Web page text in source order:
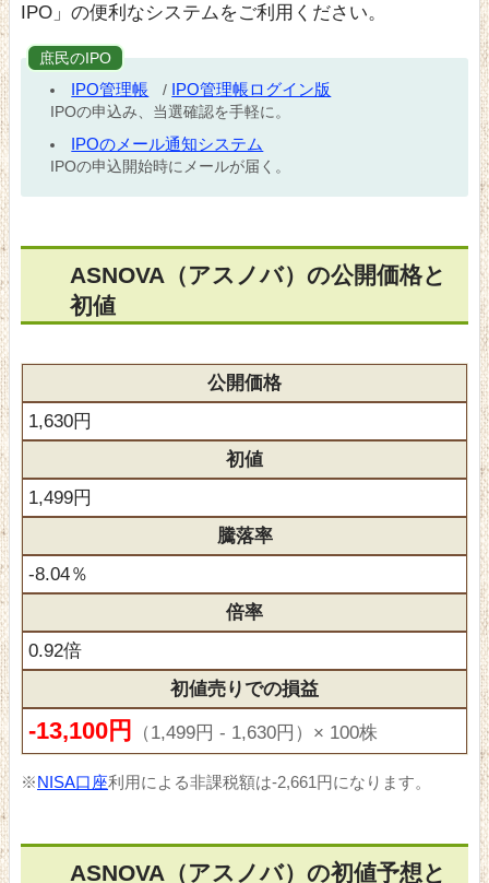
IPO」の便利なシステムをご利用ください。
庶民のIPO
IPO管理帳 / IPO管理帳ログイン版
IPOの申込み、当選確認を手軽に。
IPOのメール通知システム
IPOの申込開始時にメールが届く。
ASNOVA（アスノバ）の公開価格と
初値
公開価格
1,630円
初値
1,499円
騰落率
-8.04％
倍率
0.92倍
初値売りでの損益
-13,100円 （1,499円 - 1,630円）× 100株
※NISA口座利用による非課税額は-2,661円になります。
ASNOVA（アスノバ）の初値予想と